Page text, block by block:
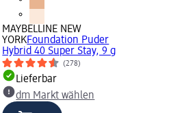
MAYBELLINE NEW
YORKFoundation Puder
Hybrid 40 Super Stay, 9 g
(278)
Lieferbar
dm Markt wählen